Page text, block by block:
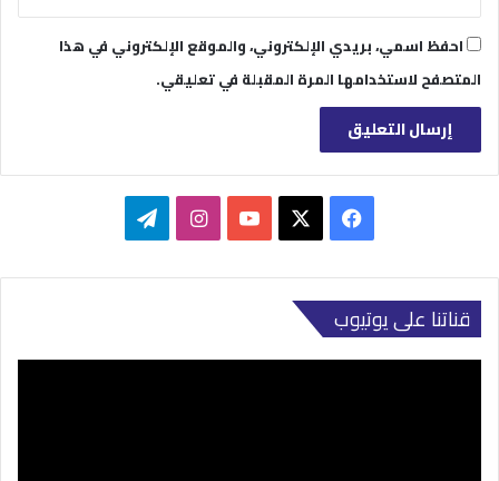
احفظ اسمي، بريدي الإلكتروني، والموقع الإلكتروني في هذا
المتصفح لاستخدامها المرة المقبلة في تعليقي.
فيسبوك ‫YouTubeانستقرامتيلقرام
قناتنا على يوتيوب